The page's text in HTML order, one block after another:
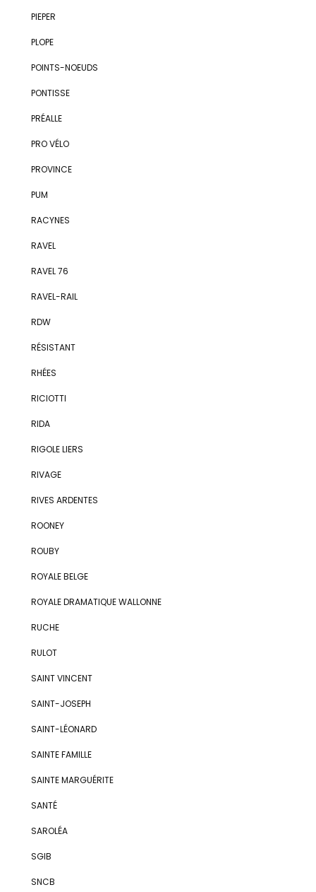
PIEPER
PLOPE
POINTS-NOEUDS
PONTISSE
PRÉALLE
PRO VÉLO
PROVINCE
PUM
RACYNES
RAVEL
RAVEL 76
RAVEL-RAIL
RDW
RÉSISTANT
RHÉES
RICIOTTI
RIDA
RIGOLE LIERS
RIVAGE
RIVES ARDENTES
ROONEY
ROUBY
ROYALE BELGE
ROYALE DRAMATIQUE WALLONNE
RUCHE
RULOT
SAINT VINCENT
SAINT-JOSEPH
SAINT-LÉONARD
SAINTE FAMILLE
SAINTE MARGUÉRITE
SANTÉ
SAROLÉA
SGIB
SNCB